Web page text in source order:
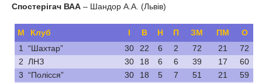
Спостерігач ВАА – Шандор А.А. (Львів)
М Клуб І В Н П ЗМ ПМ
О
1
“Шахтар” 30 22 6 2 72 21
72
2
ЛНЗ 30 18 6 6 39 17
60
3 “Полісся” 30 18 5 7 51 21
59